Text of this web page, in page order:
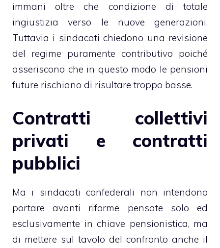
immani oltre che condizione di totale
ingiustizia verso le nuove generazioni.
Tuttavia i sindacati chiedono una revisione
del regime puramente contributivo poiché
asseriscono che in questo modo le pensioni
future rischiano di risultare troppo basse.
Contratti collettivi
privati e contratti
pubblici
Ma i sindacati confederali non intendono
portare avanti riforme pensate solo ed
esclusivamente in chiave pensionistica, ma
di mettere sul tavolo del confronto anche il